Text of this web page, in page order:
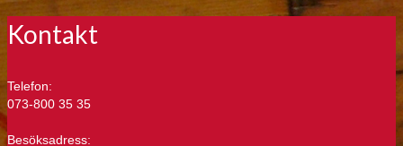
E-post: Klicka här
Hitta oss